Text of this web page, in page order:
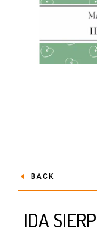
BACK
IDA